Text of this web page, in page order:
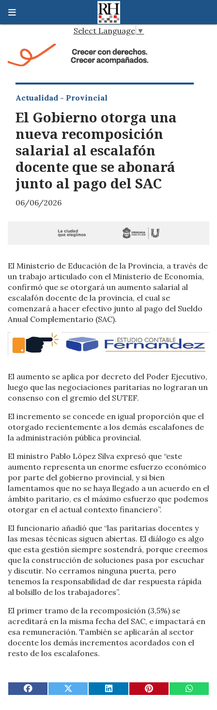
Select Language ▼
El Gobierno otorga una
nueva recomposición
salarial al escalafón
docente que se abonará
junto al pago del SAC
Actualidad - Provincial
06/06/2026
El Ministerio de Educación de la Provincia, a través de
un trabajo articulado con el Ministerio de Economía,
confirmó que se otorgará un aumento salarial al
escalafón docente de la provincia, el cual se
comenzará a hacer efectivo junto al pago del Sueldo
Anual Complementario (SAC).
El aumento se aplica por decreto del Poder Ejecutivo,
luego que las negociaciones paritarias no lograran un
consenso con el gremio del SUTEF.
El incremento se concede en igual proporción que el
otorgado recientemente a los demás escalafones de
la administración pública provincial.
El ministro Pablo López Silva expresó que “este
aumento representa un enorme esfuerzo económico
por parte del gobierno provincial, y si bien
lamentamos que no se haya llegado a un acuerdo en el
ámbito paritario, es el máximo esfuerzo que podemos
otorgar en el actual contexto financiero”.
El funcionario añadió que “las paritarias docentes y
las mesas técnicas siguen abiertas. El diálogo es algo
que esta gestión siempre sostendrá, porque creemos
que la construcción de soluciones pasa por escuchar
y discutir. No cerramos ninguna puerta, pero
tenemos la responsabilidad de dar respuesta rápida
al bolsillo de los trabajadores”.
El primer tramo de la recomposición (3,5%) se
acreditará en la misma fecha del SAC, e impactará en
esa remuneración. También se aplicarán al sector
docente los demás incrementos acordados con el
resto de los escalafones.